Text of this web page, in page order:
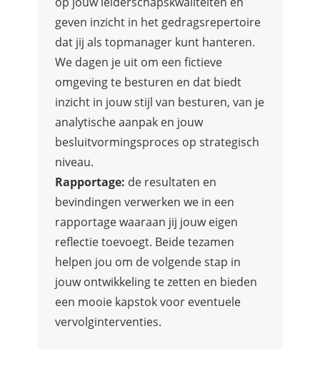
geven inzicht in het gedragsrepertoire
dat jij als topmanager kunt hanteren.
We dagen je uit om een fictieve
omgeving te besturen en dat biedt
inzicht in jouw stijl van besturen, van je
analytische aanpak en jouw
besluitvormingsproces op strategisch
niveau.
Rapportage: de resultaten en
bevindingen verwerken we in een
rapportage waaraan jij jouw eigen
reflectie toevoegt. Beide tezamen
helpen jou om de volgende stap in
jouw ontwikkeling te zetten en bieden
een mooie kapstok voor eventuele
vervolginterventies.